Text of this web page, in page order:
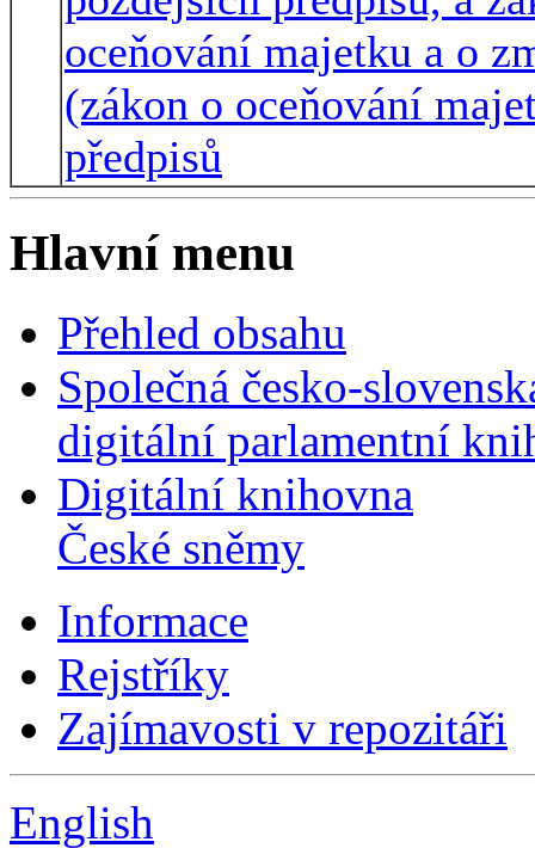
oceňování majetku a o
(zákon o oceňování
předpisů
Hlavní menu
Přehled obsahu
Společná česko-
digitální parlamentní
Digitální knihovna
České sněmy
Informace
Rejstříky
Zajímavosti v repozitáři
English